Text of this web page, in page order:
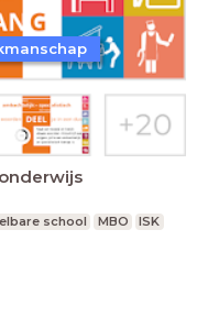
school MBO ISK